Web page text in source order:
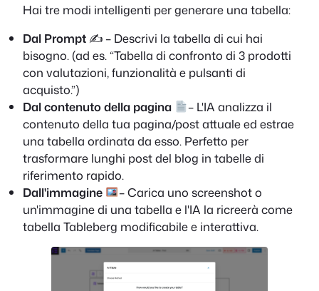
Hai tre modi intelligenti per generare una tabella:
Dal Prompt ✍️ – Descrivi la tabella di cui hai
bisogno. (ad es. “Tabella di confronto di 3 prodotti
con valutazioni, funzionalità e pulsanti di
acquisto.”)
Dal contenuto della pagina
– L'IA analizza il
contenuto della tua pagina/post attuale ed estrae
una tabella ordinata da esso. Perfetto per
trasformare lunghi post del blog in tabelle di
riferimento rapido.
Dall'immagine
– Carica uno screenshot o
un'immagine di una tabella e l'IA la ricreerà come
tabella Tableberg modificabile e interattiva.